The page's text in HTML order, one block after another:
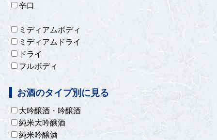
辛口
ミディアムボディ
ミディアムドライ
ドライ
フルボディ
お酒のタイプ別に見る
大吟醸酒・吟醸酒
純米大吟醸酒
純米吟醸酒